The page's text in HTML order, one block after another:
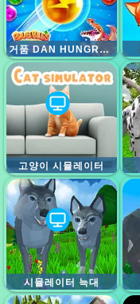
거품 DAN HUNGRY DRAGON
고양이 시뮬레이터
시뮬레이터 늑대